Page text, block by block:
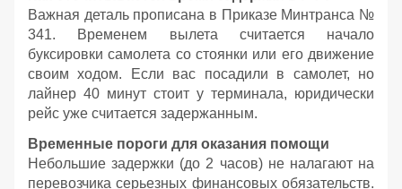
Важная деталь прописана в Приказе Минтранса №
341. Временем вылета считается начало
буксировки самолета со стоянки или его движение
своим ходом. Если вас посадили в самолет, но
лайнер 40 минут стоит у терминала, юридически
рейс уже считается задержанным.
Временные пороги для оказания помощи
Небольшие задержки (до 2 часов) не налагают на
перевозчика серьезных финансовых обязательств.